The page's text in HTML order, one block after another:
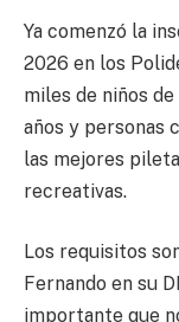
Ya comenzó la
2026 en los
miles de niños
años y personas
las mejores
recreativas.
Los requisitos
Fernando en su
importante que